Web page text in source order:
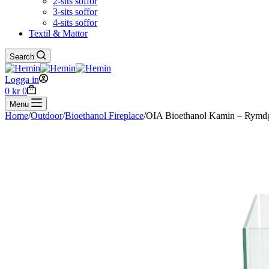
3-sits soffor
4-sits soffor
Textil & Mattor
Search
Logga in
Shopping
cart
0 kr 0
Menu
Home/Outdoor/Bioethanol Fireplace/OIA Bioethanol Kamin –